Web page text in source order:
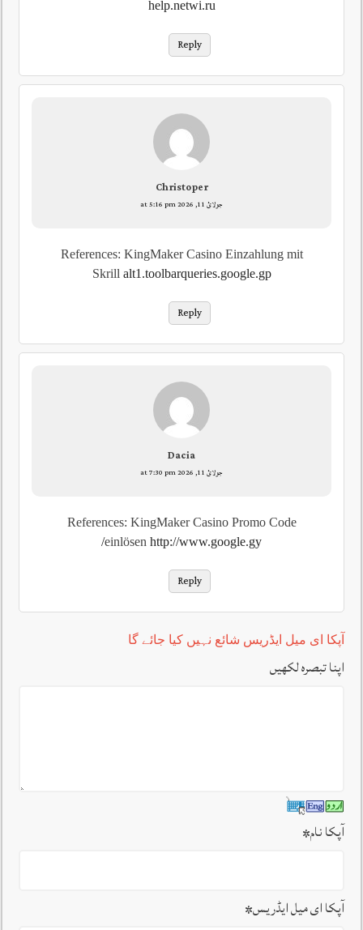
help.netwi.ru
Reply
Christoper
جولائ 11, 2026 at 5:16 pm
References: KingMaker Casino Einzahlung mit
Skrill alt1.toolbarqueries.google.gp
Reply
Dacia
جولائ 11, 2026 at 7:30 pm
References: KingMaker Casino Promo Code
einlösen http://www.google.gy/
Reply
آپکا ای میل ایڈریس شائع نہیں کیا جائے گا
اپنا تبصرہ لکھیں
آپکا نام*
آپکا ای میل ایڈریس*